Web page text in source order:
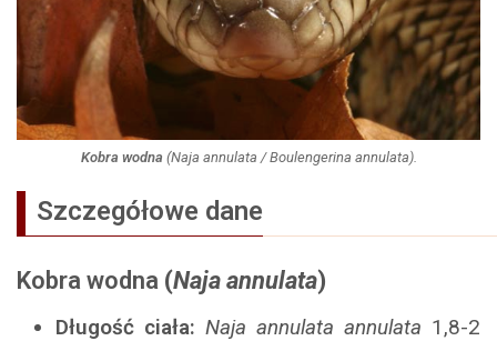
Kobra wodna (Naja annulata /Boulengerina annulata).
Szczegółowe dane
Kobra wodna (Naja annulata)
Długość ciała: Naja annulata annulata 1,8-2